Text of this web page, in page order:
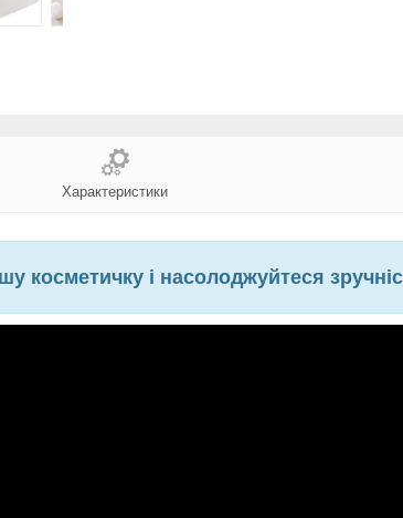
Характеристики
косметичку і насолоджуйтеся